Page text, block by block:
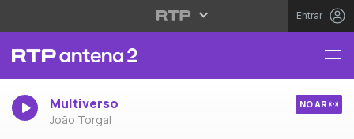
Entrar
Multiverso
João Torgal
NO AR